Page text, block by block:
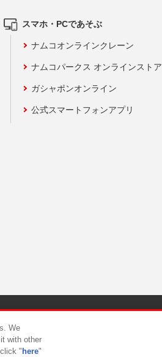
スマホ・PCであそぶ
ナムコオンラインクレーン
ナムコパークス オンラインストア
ガシャポンオンライン
公式スマートフォンアプリ
ト対応方針
We
with other
" here"